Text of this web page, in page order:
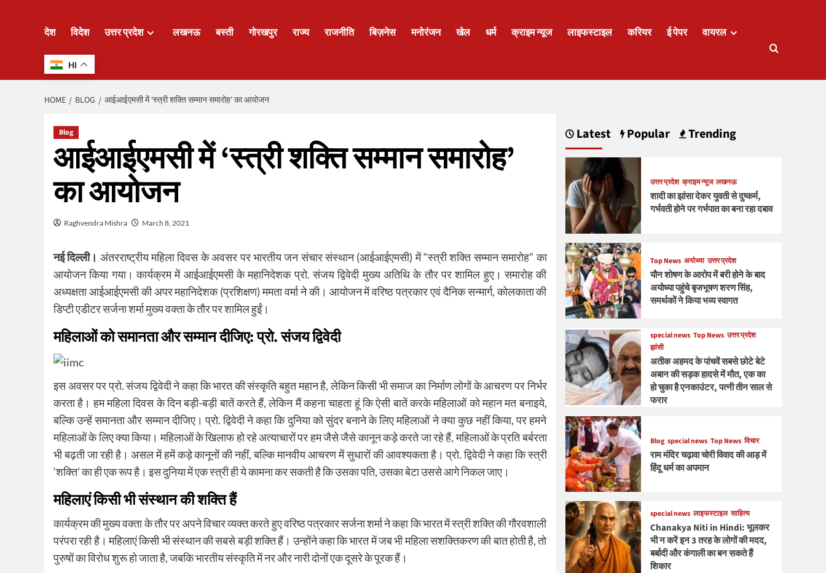
देश विदेश उत्तर प्रदेश लखनऊ बस्ती गोरखपुर राज्य राजनीति बिज़नेस मनोरंजन खेल धर्म क्राइम न्यूज लाइफस्टाइल करियर ई पेपर वायरल
HI
HOME BLOG आईआईएमसी में ‘स्त्री शक्ति सम्मान समारोह’ का आयोजन
Blog
आईआईएमसी में ‘स्त्री शक्ति सम्मान समारोह’
का आयोजन
Raghvendra Mishra March 8, 2021
नई दिल्ली। अंतरराष्ट्रीय महिला दिवस के अवसर पर भारतीय जन संचार संस्थान (आईआईएमसी) में “स्त्री शक्ति सम्मान समारोह” का
आयोजन किया गया। कार्यक्रम में आईआईएमसी के महानिदेशक प्रो. संजय द्विवेदी मुख्य अतिथि के तौर पर शामिल हुए। समारोह की
अध्यक्षता आईआईएमसी की अपर महानिदेशक (प्रशिक्षण) ममता वर्मा ने की। आयोजन में वरिष्ठ पत्रकार एवं दैनिक सन्मार्ग, कोलकाता की
डिप्टी एडीटर सर्जना शर्मा मुख्य वक्ता के तौर पर शामिल हुईं।
महिलाओं को समानता और सम्मान दीजिए: प्रो. संजय द्विवेदी
इस अवसर पर प्रो. संजय द्विवेदी ने कहा कि भारत की संस्कृति बहुत महान है, लेकिन किसी भी समाज का निर्माण लोगों के आचरण पर निर्भर
करता है। हम महिला दिवस के दिन बड़ी-बड़ी बातें करते हैं, लेकिन मैं कहना चाहता हूं कि ऐसी बातें करके महिलाओं को महान मत बनाइये,
बल्कि उन्हें समानता और सम्मान दीजिए। प्रो. द्विवेदी ने कहा कि दुनिया को सुंदर बनाने के लिए महिलाओं ने क्या कुछ नहीं किया, पर हमने
महिलाओं के लिए क्या किया। महिलाओं के खिलाफ हो रहे अत्याचारों पर हम जैसे जैसे कानून कड़े करते जा रहे हैं, महिलाओं के प्रति बर्बरता
भी बढ़ती जा रही है। असल में हमें कड़े कानूनों की नहीं, बल्कि मानवीय आचरण में सुधारों की आवश्यकता है। प्रो. द्विवेदी ने कहा कि स्त्री
‘शक्ति’ का ही एक रूप है। इस दुनिया में एक स्त्री ही ये कामना कर सकती है कि उसका पति, उसका बेटा उससे आगे निकल जाए।
महिलाएं किसी भी संस्थान की शक्ति हैं
कार्यक्रम की मुख्य वक्ता के तौर पर अपने विचार व्यक्त करते हुए वरिष्ठ पत्रकार सर्जना शर्मा ने कहा कि भारत में स्त्री शक्ति की गौरवशाली
परंपरा रही है। महिलाएं किसी भी संस्थान की सबसे बड़ी शक्ति हैं। उन्होंने कहा कि भारत में जब भी महिला सशक्तिकरण की बात होती है, तो
पुरुषों का विरोध शुरू हो जाता है, जबकि भारतीय संस्कृति में नर और नारी दोनों एक दूसरे के पूरक हैं।
Latest Popular Trending
उत्तर प्रदेश क्राइम न्यूज लखनऊ
शादी का झांसा देकर युवती से दुष्कर्म,
गर्भवती होने पर गर्भपात का बना रहा दबाव
Top News अयोध्या उत्तर प्रदेश
यौन शोषण के आरोप में बरी होने के बाद
अयोध्या पहुंचे बृजभूषण शरण सिंह,
समर्थकों ने किया भव्य स्वागत
special news Top News उत्तर प्रदेश
झांसी
अतीक अहमद के पांचवें सबसे छोटे बेटे
अबान की सड़क हादसे में मौत, एक का
हो चुका है एनकाउंटर, पत्नी तीन साल से
फरार
Blog special news Top News विचार
राम मंदिर चढ़ावा चोरी विवाद की आड़ में
हिंदू धर्म का अपमान
special news लाइफस्टाइल साहित्य
Chanakya Niti in Hindi: भूलकर
भी न करें इन 3 तरह के लोगों की मदद,
बर्बादी और कंगाली का बन सकते हैं
शिकार